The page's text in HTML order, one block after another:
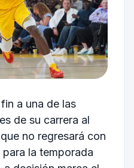
a una de las
de su carrera al
no regresará con
para la temporada